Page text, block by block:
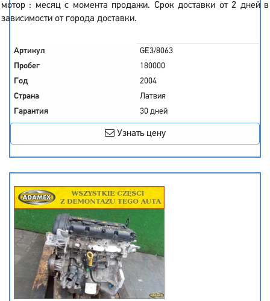
мотор : месяц с момента продажи. Срок доставки от 2 дней в
зависимости от города доставки.
Артикул
GE3/8063
Пробег
180000
Год
2004
Страна
Латвия
Гарантия
30 дней
Узнать цену